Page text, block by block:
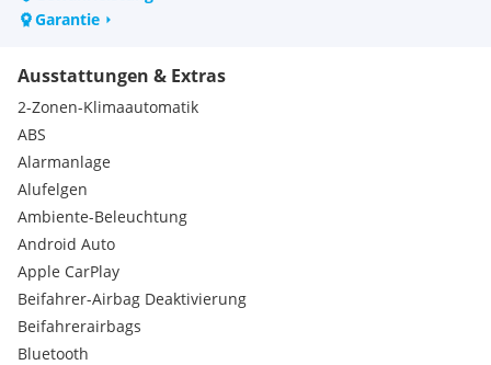
12-V-Steckdose in Spontanablage
Brillenfach für Fahrer
Klappbare Armauflage in Mittelkonsole für Fahrer und
Beifahrer
Vorrüstung für Fahrzeug Setup
Armlehne im Fond
Bordkanten-sowie Fensterlinienzierstab in Schwarz matt
Ladeboden höhenverstellbar und entnehmbar
Sitzkomfort-Paket
Zierelement Carbonoptik
Style Exterieur
Style Interieur
Garantie
Ausstattungen & Extras
2-Zonen-Klimaautomatik
ABS
Alarmanlage
Alufelgen
Ambiente-Beleuchtung
Android Auto
Apple CarPlay
Beifahrer-Airbag Deaktivierung
Beifahrerairbags
Bluetooth